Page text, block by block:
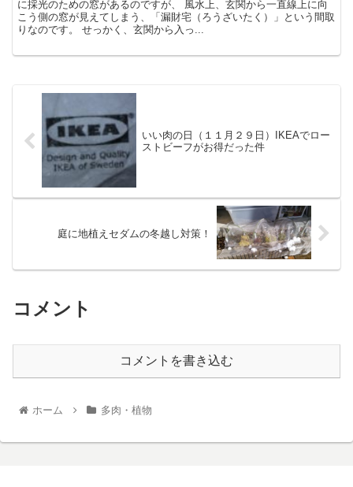
に採光のための窓があるのですが、 風水上、玄関から一直線上に向
こう側の窓が見えてしまう、「漏財宅（ろうざいたく）」という間取
りなのです。 せっかく、玄関から入っ...
いい肉の日（１１月２９日）IKEAでロー
ストビーフがお得だった件
庭に地植えセダムの冬越し対策！
コメント
コメントを書き込む
ホーム 多肉・植物